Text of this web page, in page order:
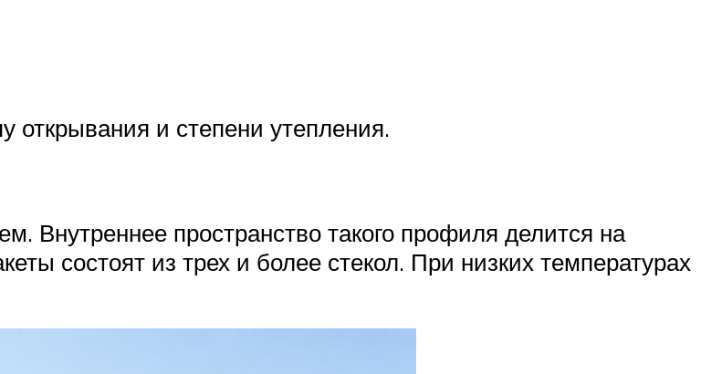
и степени утепления.
Внутреннее пространство такого профиля делится на
состоят из трех и более стекол. При низких температурах